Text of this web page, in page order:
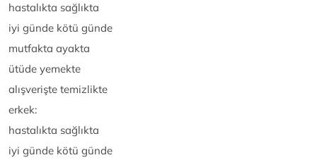
hastalıkta sağlıkta
iyi günde kötü günde
mutfakta ayakta
ütüde yemekte
alışverişte temizlikte
erkek:
hastalıkta sağlıkta
iyi günde kötü günde